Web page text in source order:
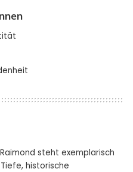
steht exemplarisch
historische